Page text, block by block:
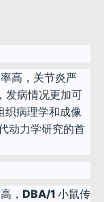
高，关节炎严
发病情况更加可
织病理学和成像
动力学研究的首
，DBA/1 小鼠传